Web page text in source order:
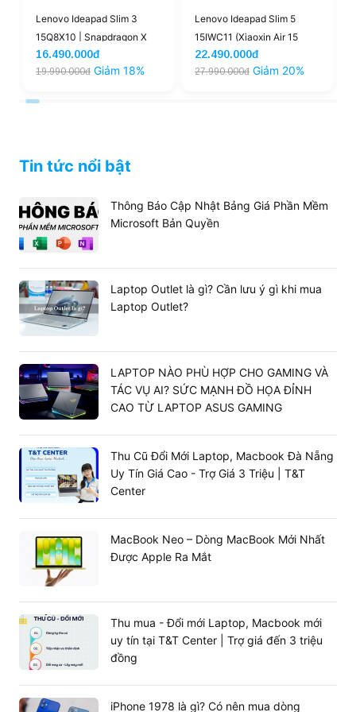
Với trọng lượng chỉ 1.37 kg,
chiếc laptop 14 inch nhẹ nhất phân khúc. Độ mỏng và
nhẹ này cực kỳ thuận tiện cho học sinh, sinh viên hoặc
nhân viên kinh doanh thường xuyên phải mang máy theo
tích hợp nắp che vật lý Privacy Shutter. Bạn có thể chủ
động đóng camera khi không sử dụng để đảm bảo sự
riêng tư tuyệt đối, tránh các nguy cơ bị xâm nhập trái
Kết nối đa dạng và hiện đại
Lenovo Ideapad Slim 3
15Q8X10 | Snapdragon X
16GB 1TB 15.3'' WUXGA
Touch (Open Box)
16.490.000đ
19.990.000đ Giảm 18%
Lenovo Ideapad Slim 5
15IWC11 (Xiaoxin Air 15
2026)| Core 5 320 16GB
512GB 15.3'' FHD+ Touch
22.490.000đ
27.990.000đ Giảm 20%
Tin tức nổi bật
Thông Báo Cập Nhật Bảng Giá Phần Mềm
Microsoft Bản Quyền
Laptop Outlet là gì? Cần lưu ý gì khi mua
Laptop Outlet?
LAPTOP NÀO PHÙ HỢP CHO GAMING VÀ
TÁC VỤ AI? SỨC MẠNH ĐỒ HỌA ĐỈNH
CAO TỪ LAPTOP ASUS GAMING
Thu Cũ Đổi Mới Laptop, Macbook Đà Nẵng
Uy Tín Giá Cao - Trợ Giá 3 Triệu | T&T
Center
MacBook Neo – Dòng MacBook Mới Nhất
Được Apple Ra Mắt
Thu mua - Đổi mới Laptop, Macbook mới
uy tín tại T&T Center | Trợ giá đến 3 triệu
đồng
iPhone 1978 là gì? Có nên mua dòng